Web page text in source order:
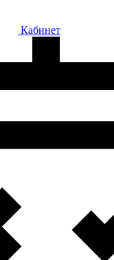
Кабинет